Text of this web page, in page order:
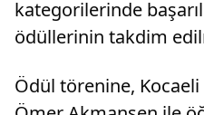
kategorilerinde
ödüllerinin takdim
Ödül törenine,